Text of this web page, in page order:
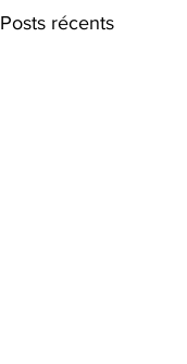
Posts récents